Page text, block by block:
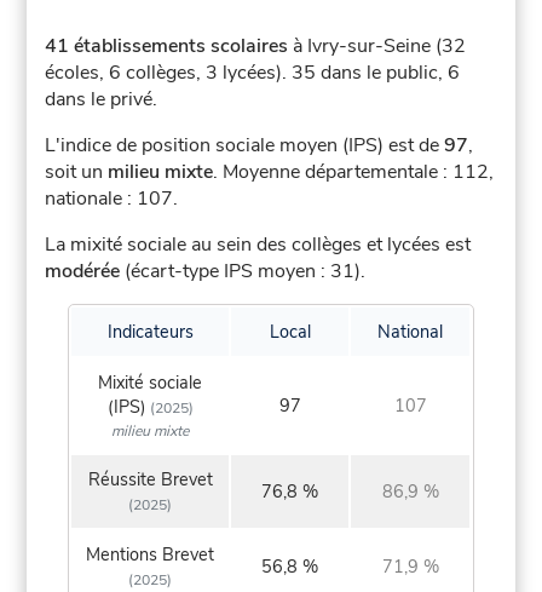
41 établissements scolaires à Ivry-sur-Seine (32
écoles, 6 collèges, 3 lycées). 35 dans le public, 6
dans le privé.
L'indice de position sociale moyen (IPS) est de97,
soit un milieu mixte. Moyenne départementale : 112,
nationale : 107.
La mixité sociale au sein des collèges et lycées est
modérée (écart-type IPS moyen : 31).
Indicateurs Local National
Mixité sociale
(IPS) (2025)
milieu mixte
97 107
Réussite Brevet
(2025)
76,8 % 86,9 %
Mentions Brevet
(2025)
56,8 % 71,9 %